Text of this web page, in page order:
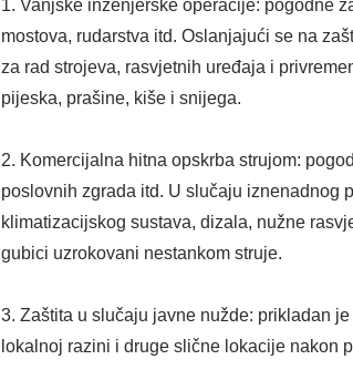
1. Vanjske inženjerske operacije: pogodne
mostova, rudarstva itd. Oslanjajući se na
za rad strojeva, rasvjetnih uređaja i
pijeska, prašine, kiše i snijega.
2. Komercijalna hitna opskrba strujom:
poslovnih zgrada itd. U slučaju iznenadnog
klimatizacijskog sustava, dizala, nužne
gubici uzrokovani nestankom struje.
3. Zaštita u slučaju javne nužde: prikladan
lokalnoj razini i druge slične lokacije nakon